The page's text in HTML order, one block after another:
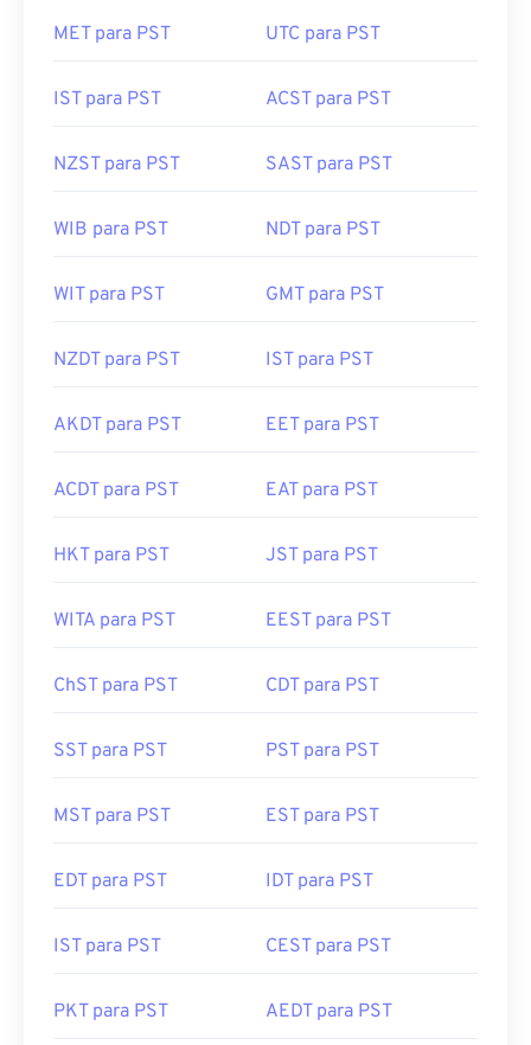
MET para PST UTC para PST
IST para PST ACST para PST
NZST para PST SAST para PST
WIB para PST NDT para PST
WIT para PST GMT para PST
NZDT para PST IST para PST
AKDT para PST EET para PST
ACDT para PST EAT para PST
HKT para PST JST para PST
WITA para PST EEST para PST
ChST para PST CDT para PST
SST para PST PST para PST
MST para PST EST para PST
EDT para PST IDT para PST
IST para PST CEST para PST
PKT para PST AEDT para PST